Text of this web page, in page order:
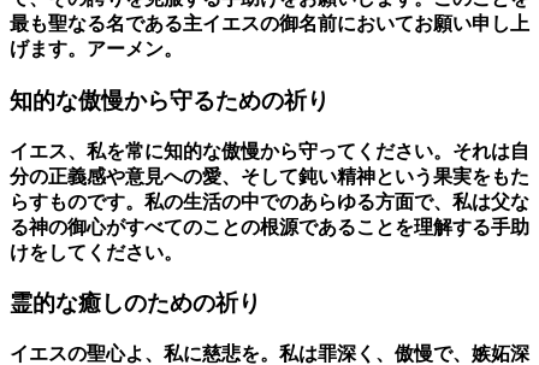
最も聖なる名である主イエスの御名前においてお願い申し上
げます。アーメン。
知的な傲慢から守るための祈り
イエス、私を常に知的な傲慢から守ってください。それは自
分の正義感や意見への愛、そして鈍い精神という果実をもた
らすものです。私の生活の中でのあらゆる方面で、私は父な
る神の御心がすべてのことの根源であることを理解する手助
けをしてください。
霊的な癒しのための祈り
イエスの聖心よ、私に慈悲を。私は罪深く、傲慢で、嫉妬深